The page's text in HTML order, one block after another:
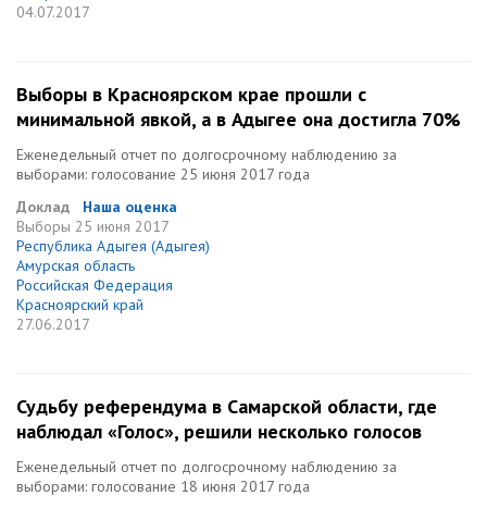
04.07.2017
Выборы в Красноярском крае прошли с
минимальной явкой, а в Адыгее она достигла 70%
Еженедельный отчет по долгосрочному наблюдению за
выборами: голосование 25 июня 2017 года
Доклад
Наша оценка
Выборы 25 июня 2017
Республика Адыгея (Адыгея)
Амурская область
Российская Федерация
Красноярский край
27.06.2017
Судьбу референдума в Самарской области, где
наблюдал «Голос», решили несколько голосов
Еженедельный отчет по долгосрочному наблюдению за
выборами: голосование 18 июня 2017 года